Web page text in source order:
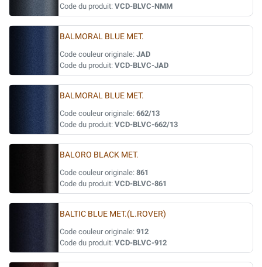
Code du produit: VCD-BLVC-NMM
BALMORAL BLUE MET.
Code couleur originale: JAD
Code du produit: VCD-BLVC-JAD
BALMORAL BLUE MET.
Code couleur originale: 662/13
Code du produit: VCD-BLVC-662/13
BALORO BLACK MET.
Code couleur originale: 861
Code du produit: VCD-BLVC-861
BALTIC BLUE MET.(L.ROVER)
Code couleur originale: 912
Code du produit: VCD-BLVC-912